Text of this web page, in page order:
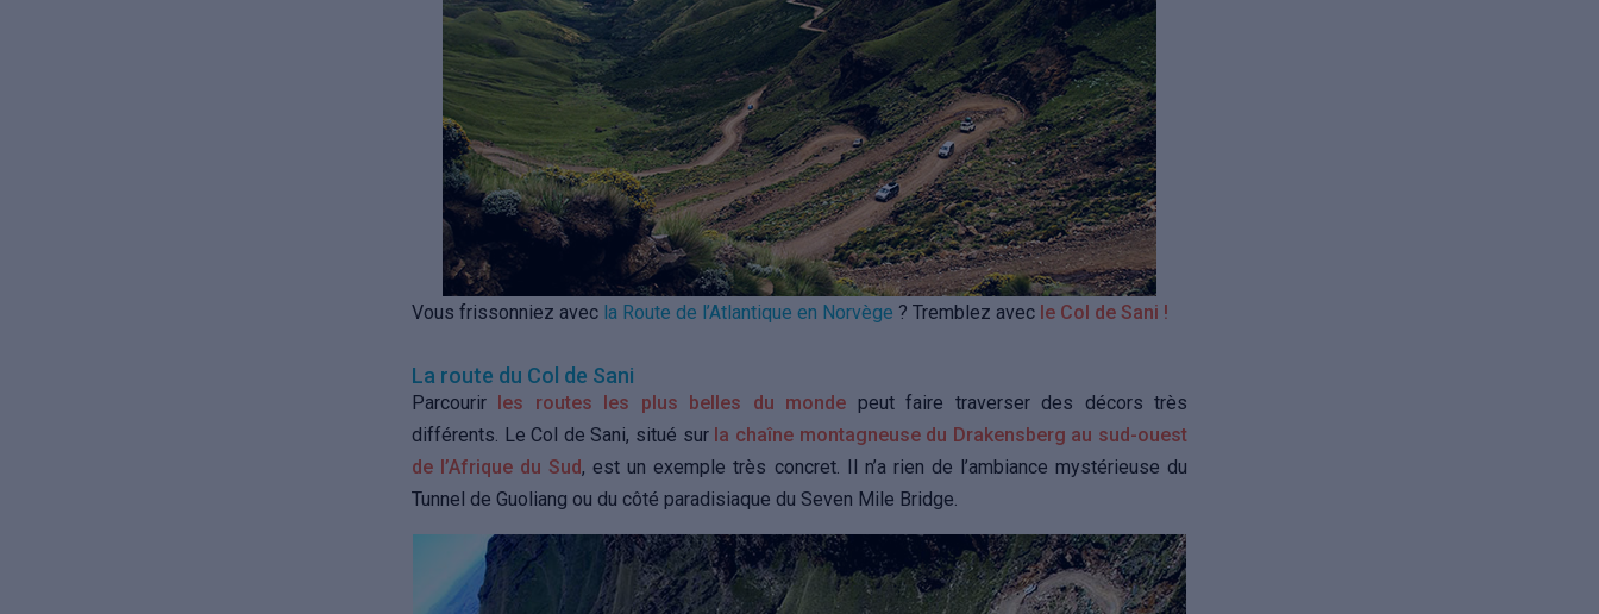
Vous frissonniez avec la Route de l’Atlantique en Norvège ? Tremblez avec le Col de Sani !
La route du Col de Sani
Parcourir les routes les plus belles du monde peut faire traverser des décors très
différents. Le Col de Sani, situé sur la chaîne montagneuse du Drakensberg au sud-ouest
de l’Afrique du Sud, est un exemple très concret. Il n’a rien de l’ambiance mystérieuse du
Tunnel de Guoliang ou du côté paradisiaque du Seven Mile Bridge.